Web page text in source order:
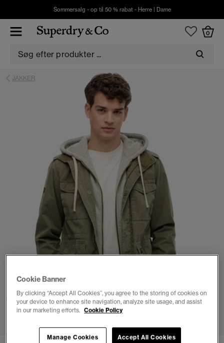
Sommersalg - op til 50 % rabat - Herre| Dame
0
JAKKER
1 2 3 4 5 6
Cookie Banner
By clicking “Accept All Cookies”, you agree to the storing of cookies on
your device to enhance site navigation, analyze site usage, and assist
in our marketing efforts. Cookie Policy
Accept All Cookies
Manage Cookies